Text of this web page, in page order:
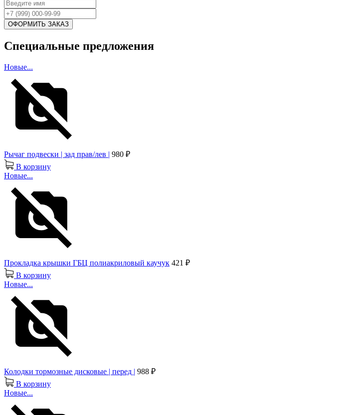
Специальные предложения
Новые...
Рычаг подвески | зад прав/лев | 980 ₽
В корзину
Новые...
Прокладка крышки ГБЦ полиакриловый каучук 421 ₽
В корзину
Новые...
Колодки тормозные дисковые | перед | 988 ₽
В корзину
Новые...